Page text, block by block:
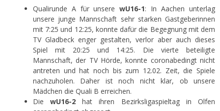
Qualirunde A für unsere wU16-1: In Aachen unterlag
unsere junge Mannschaft sehr starken Gastgeberinnen
mit 7:25 und 12:25, konnte dafür die Begegnung mit dem
TV Gladbeck enger gestalten, verlor aber auch dieses
Spiel mit 20:25 und 14:25. Die vierte beteiligte
Mannschaft, der TV Hörde, konnte coronabedingt nicht
antreten und hat noch bis zum 12.02. Zeit, die Spiele
nachzuholen. Daher ist noch nicht klar, ob unsere
Mädchen die Quali B erreichen.
DiewU16-2 hat ihren Bezirksligaspieltag in Olfen